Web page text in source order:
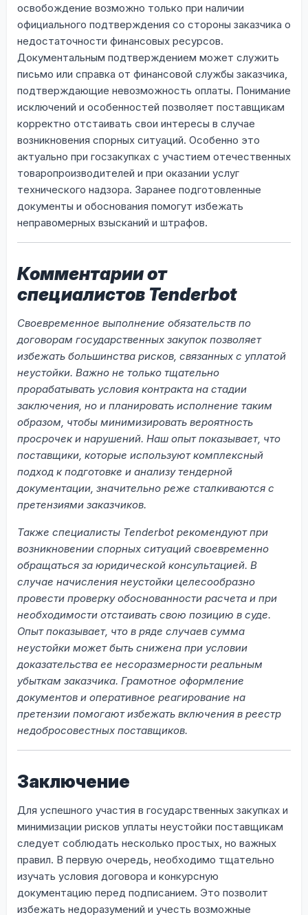
освобождение возможно только при наличии
официального подтверждения со стороны заказчика о
недостаточности финансовых ресурсов.
Документальным подтверждением может служить
письмо или справка от финансовой службы заказчика,
подтверждающие невозможность оплаты. Понимание
исключений и особенностей позволяет поставщикам
корректно отстаивать свои интересы в случае
возникновения спорных ситуаций. Особенно это
актуально при госзакупках с участием отечественных
товаропроизводителей и при оказании услуг
технического надзора. Заранее подготовленные
документы и обоснования помогут избежать
неправомерных взысканий и штрафов.
Комментарии от
специалистов Tenderbot
Своевременное выполнение обязательств по
договорам государственных закупок позволяет
избежать большинства рисков, связанных с уплатой
неустойки. Важно не только тщательно
прорабатывать условия контракта на стадии
заключения, но и планировать исполнение таким
образом, чтобы минимизировать вероятность
просрочек и нарушений. Наш опыт показывает, что
поставщики, которые используют комплексный
подход к подготовке и анализу тендерной
документации, значительно реже сталкиваются с
претензиями заказчиков.
Также специалисты Tenderbot рекомендуют при
возникновении спорных ситуаций своевременно
обращаться за юридической консультацией. В
случае начисления неустойки целесообразно
провести проверку обоснованности расчета и при
необходимости отстаивать свою позицию в суде.
Опыт показывает, что в ряде случаев сумма
неустойки может быть снижена при условии
доказательства ее несоразмерности реальным
убыткам заказчика. Грамотное оформление
документов и оперативное реагирование на
претензии помогают избежать включения в реестр
недобросовестных поставщиков.
Заключение
Для успешного участия в государственных закупках и
минимизации рисков уплаты неустойки поставщикам
следует соблюдать несколько простых, но важных
правил. В первую очередь, необходимо тщательно
изучать условия договора и конкурсную
документацию перед подписанием. Это позволит
избежать недоразумений и учесть возможные